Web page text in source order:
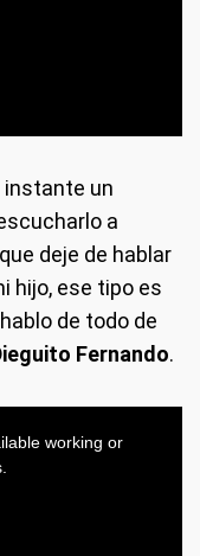
instante un
a
deje de hablar
hijo, ese tipo es
de todo de
Fernando.